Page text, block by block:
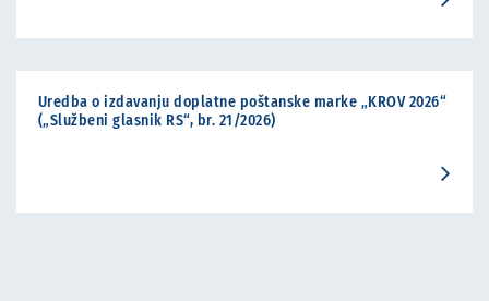
Uredba o izdavanju doplatne poštanske marke „KROV 2026“
(„Službeni glasnik RS“, br. 21/2026)